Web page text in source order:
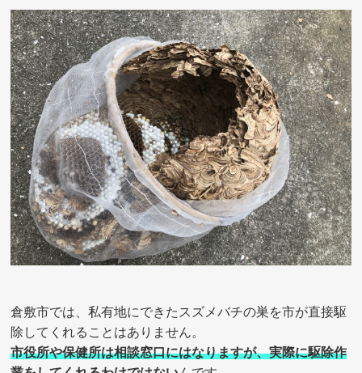
倉敷市では、私有地にできたスズメバチの巣を市が直接駆
除してくれることはありません。
市役所や保健所は相談窓口にはなりますが、実際に駆除作